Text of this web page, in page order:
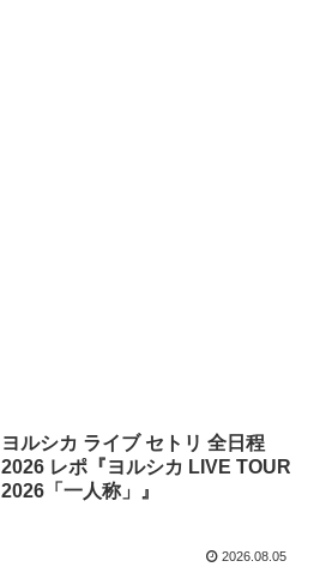
ヨルシカ ライブ セトリ 全日程
2026 レポ『ヨルシカ LIVE TOUR
2026「一人称」』
2026.08.05